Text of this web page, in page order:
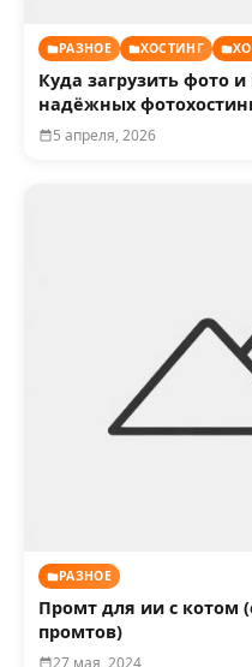
РАЗНОЕ ХОСТИНГ
Куда загрузить фото
надёжных
5 апреля, 2026
РАЗНОЕ
Промт для ии с котом
промтов)